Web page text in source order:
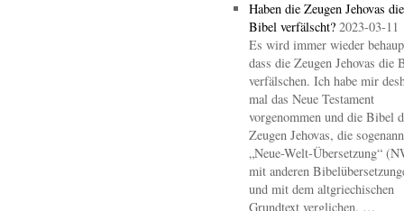
Haben die Zeugen Jehovas die
Bibel verfälscht? 2023-03-11
Es wird immer wieder
dass die Zeugen Jehovas die
verfälschen. Ich habe mir
mal das Neue Testament
vorgenommen und die Bibel
Zeugen Jehovas, die
„Neue-Welt-Übersetzung“
mit anderen
und mit dem altgriechischen
Grundtext verglichen. …